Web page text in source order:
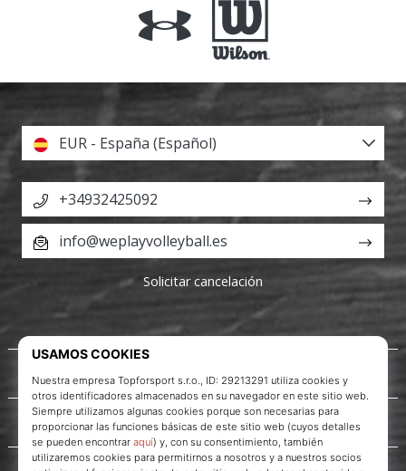
Acerca de nosotros
Servicio al cliente
EUR - España (Español)
+34932425092
info@weplayvolleyball.es
Solicitar cancelación